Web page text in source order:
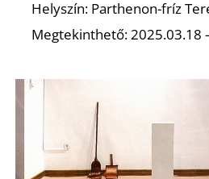
Helyszín: Parthenon-fríz
Megtekinthető: 2025.03.18